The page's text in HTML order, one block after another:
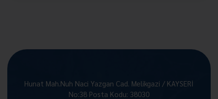
Hunat Mah.Nuh Naci Yazgan Cad. Melikgazi / KAYSERİ
No:38 Posta Kodu: 38030